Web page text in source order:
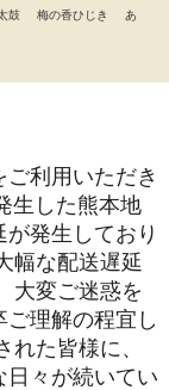
鼓 梅の香ひじき あ
ご利用いただき
生した熊本地
発生しており
幅な配送遅延
大変ご迷惑を
理解の程宜し
た皆様に、
日々が続いてい